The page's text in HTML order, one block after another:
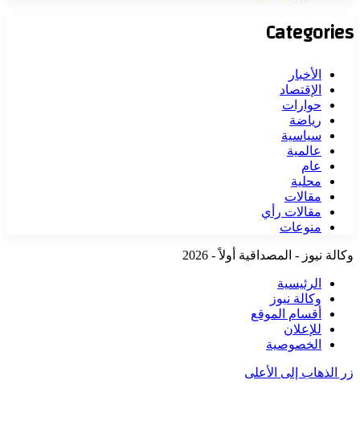
Categories
الأخبار
الإقتصاد
حوارات
رياضة
سياسية
عالمية
عام
محلية
مقالات
مقالات رأي
منوعات
وكالة نيوز - المصداقية أولاً - 2026
الرئيسية
وكالة نيوز
أقسام الموقع
للإعلان
الخصوصية
زر الذهاب إلى الأعلى